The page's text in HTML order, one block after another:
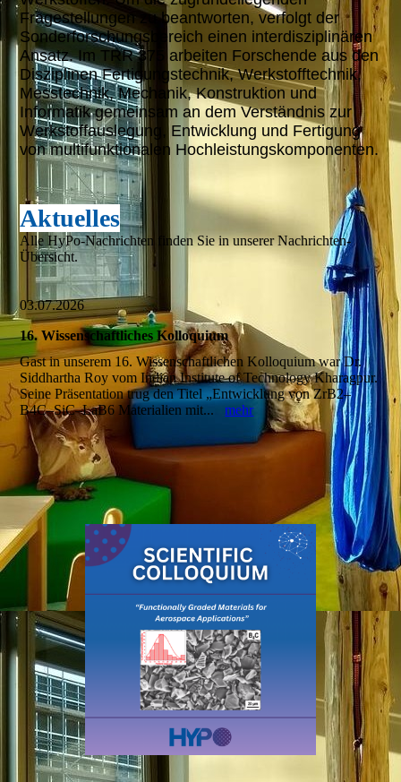
Fragestellungen zu beantworten, verfolgt der
Sonderforschungsbereich einen interdisziplinären
Ansatz. Im TRR 375 arbeiten Forschende aus den
Disziplinen Fertigungstechnik, Werkstofftechnik,
Messtechnik, Mechanik, Konstruktion und
Informatik gemeinsam an dem Verständnis zur
Werkstoffauslegung, Entwicklung und Fertigung
von multifunktionalen Hochleistungskomponenten.
Aktuelles
Alle HyPo-Nachrichten finden Sie in unserer Nachrichten-
Übersicht.
03.07.2026
16. Wissenschaftliches Kolloquium
Gast in unserem 16. Wissenschaftlichen Kolloquium war Dr.
Siddhartha Roy vom Indian Institute of Technology Kharagpur.
Seine Präsentation trug den Titel „Entwicklung von ZrB2–
B4C–SiC–LaB6 Materialien mit...mehr